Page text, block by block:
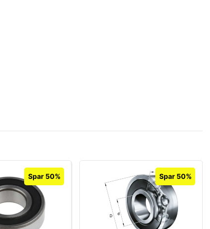
Spar 50% Spar 50%